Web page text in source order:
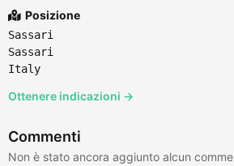
Posizione
Sassari
Sassari
Italy
Ottenere indicazioni →
Commenti
Non è stato ancora aggiunto alcun